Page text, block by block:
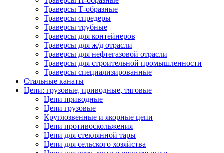
Траверсы Т-образные
Траверсы спредеры
Траверсы трубные
Траверсы для контейнеров
Траверсы для ж/д отрасли
Траверсы для нефтегазовой отрасли
Траверсы для строительной промышленности
Траверсы специализированные
Стальные канаты
Цепи: грузовые, приводные, тяговые
Цепи приводные
Цепи грузовые
Круглозвенные и якорные цепи
Цепи противоскольжения
Цепи для стеклянной тары
Цепи для сельского хозяйства